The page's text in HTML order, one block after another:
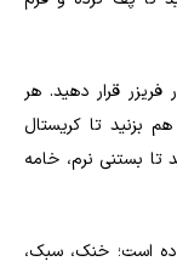
قرار دهید. هر
بزنید تا کریستال
تا بستنی نرم، خامه
است؛ خنک، سبک،